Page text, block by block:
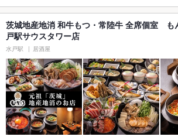
茨城地産地消 和牛もつ・常陸牛 全席個室
戸駅サウスタワー店
水戸駅 居酒屋